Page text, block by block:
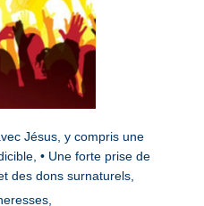
Jésus, y compris une
• Une forte prise de
des dons surnaturels,